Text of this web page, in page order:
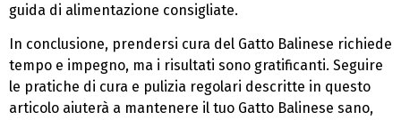
guida di alimentazione consigliate.
In conclusione, prendersi cura del Gatto Balinese richiede
tempo e impegno, ma i risultati sono gratificanti. Seguire
le pratiche di cura e pulizia regolari descritte in questo
articolo aiuterà a mantenere il tuo Gatto Balinese sano,